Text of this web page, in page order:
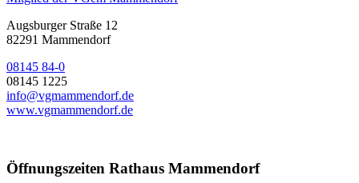
Augsburger Straße 12
82291 Mammendorf
08145 84-0
08145 1225
info@vgmammendorf.de
www.vgmammendorf.de
Öffnungszeiten Rathaus Mammendorf